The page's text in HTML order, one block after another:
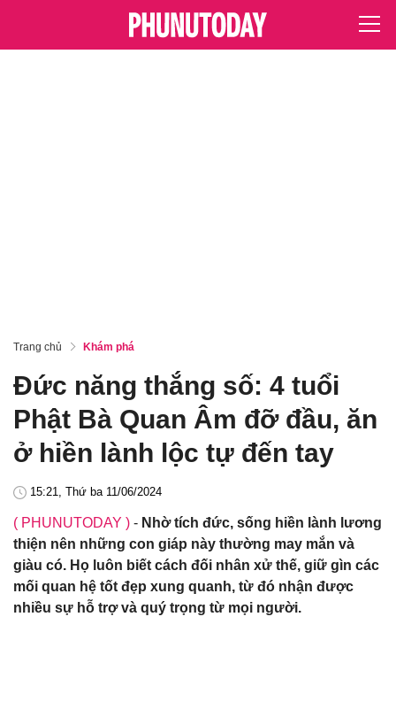
Trang chủ Khám phá
Đức năng thắng số: 4 tuổi
Phật Bà Quan Âm đỡ đầu, ăn
ở hiền lành lộc tự đến tay
15:21, Thứ ba 11/06/2024
( PHUNUTODAY ) - Nhờ tích đức, sống hiền lành lương
thiện nên những con giáp này thường may mắn và
giàu có. Họ luôn biết cách đối nhân xử thế, giữ gìn các
mối quan hệ tốt đẹp xung quanh, từ đó nhận được
nhiều sự hỗ trợ và quý trọng từ mọi người.